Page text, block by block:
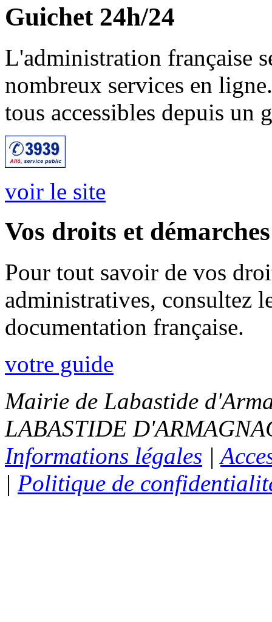
Guichet 24h/24
L'administration française
nombreux services en
tous accessibles depuis un
voir le site
Vos droits et démarches
Pour tout savoir de vos
administratives, consultez
documentation française.
votre guide
Mairie de Labastide
LABASTIDE
Informations légales |
| Politique de